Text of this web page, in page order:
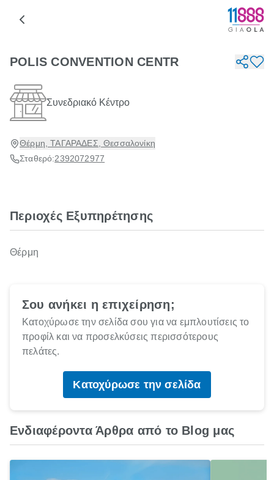
POLIS CONVENTION CENTR
Συνεδριακό Κέντρο
Θέρμη, ΤΑΓΑΡΑΔΕΣ, Θεσσαλονίκη
Σταθερό:2392072977
Περιοχές Εξυπηρέτησης
Θέρμη
Σου ανήκει η επιχείρηση;
Κατοχύρωσε την σελίδα σου για να εμπλουτίσεις το
προφίλ και να προσελκύσεις περισσότερους
πελάτες.
Κατοχύρωσε την σελίδα
Ενδιαφέροντα Άρθρα από το Blog μας